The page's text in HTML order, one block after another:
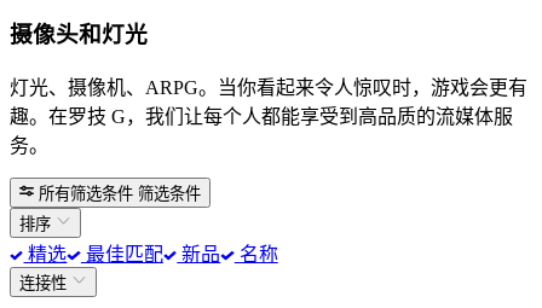
摄像头和灯光
灯光、摄像机、ARPG。当你看起来令人惊叹时，游戏会更有
趣。在罗技 G，我们让每个人都能享受到高品质的流媒体服
务。
所有筛选条件 筛选条件
排序
精选 最佳匹配 新品 名称
连接性